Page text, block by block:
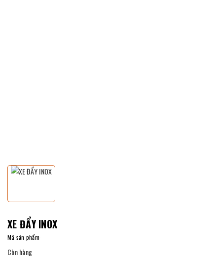
XE ĐẨY INOX
Mã sản phẩm:
Còn hàng